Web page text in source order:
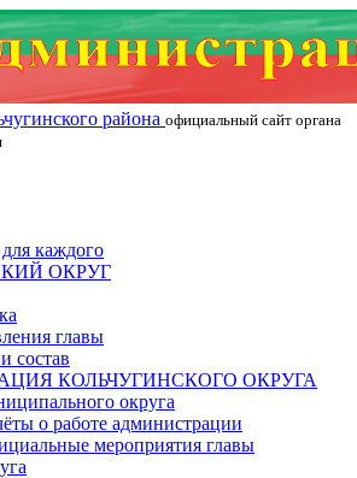
района официальный сайт органа
каждого
ОКРУГ
главы
состав
КОЛЬЧУГИНСКОГО ОКРУГА
округа
о работе администрации
мероприятия главы